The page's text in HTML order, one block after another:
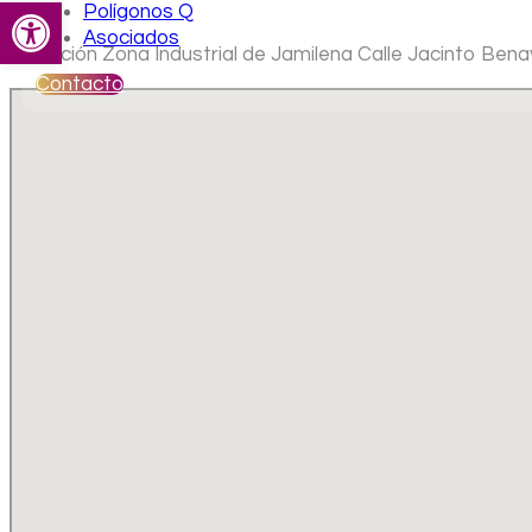
Abrir barra de herramientas
Polígonos Q
Asociados
Contacto
Ubicación Zona Industrial de Jamilena Calle Jacinto